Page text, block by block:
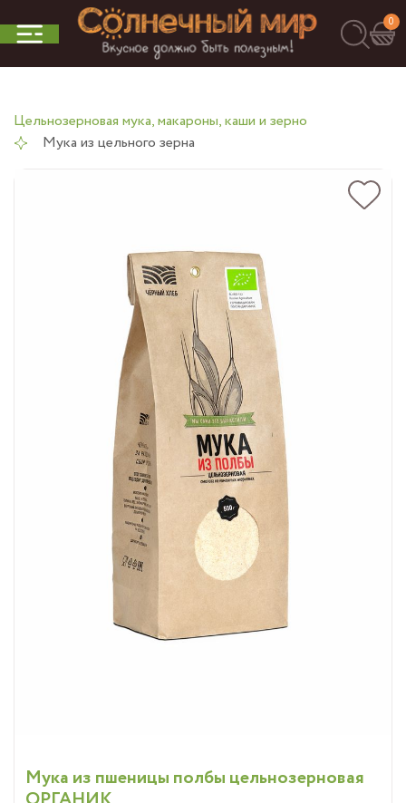
0
Цельнозерновая мука, макароны, каши и зерно
Мука из цельного зерна
Мука из пшеницы полбы цельнозерновая